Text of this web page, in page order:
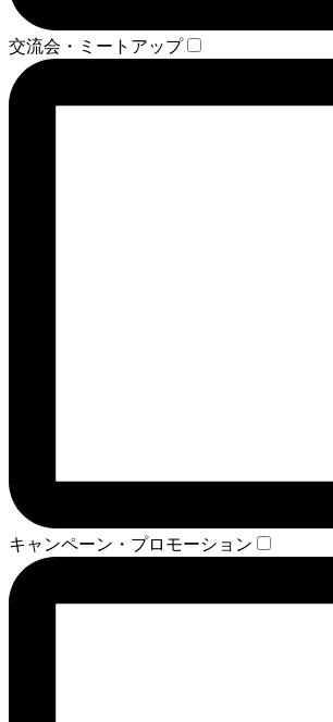
交流会・ミートアップ
キャンペーン・プロモーション